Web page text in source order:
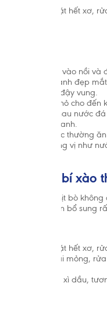
Rau bí nhặt hết xơ,
Cho nước vào nồi
có màu xanh đẹp
và không đậy vung.
Đun lửa nhỏ cho đến
cho vào thau nước
bóng và xanh.
Rau bí luộc thường
tăng hương vị như
3.2. Rau bí xào
Rau bí xào thịt bò
người mà còn bổ sung
Rau bí nhặt hết xơ,
Thịt bò thái mỏng,
Các gia vị xì dầu,
Tổ chức Y Tế Thế
đến khi trẻ được 2
dưỡng công thức